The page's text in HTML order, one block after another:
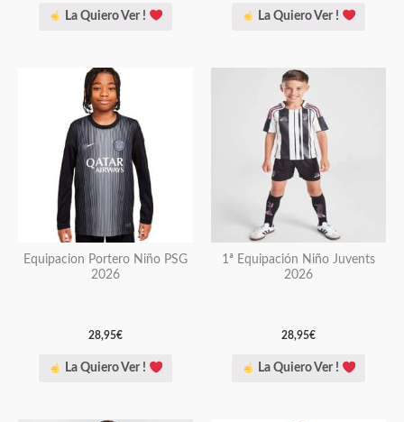
La Quiero Ver !
de
La Quiero Ver !
de
Equipacion Portero Niño PSG
2026
28,95€
La Quiero Ver !
Este
producto
tiene
múltiples
variantes.
Las
opciones
se
pueden
elegir
de
1ª Equipación Niño Juvents
2026
28,95€
La Quiero Ver !
Este
producto
tiene
múltiples
variantes.
Las
opciones
pueden
elegir
de